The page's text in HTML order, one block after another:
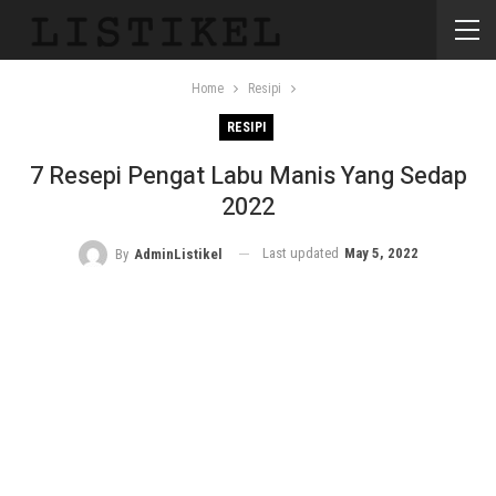
Home Resipi
RESIPI
7 Resepi Pengat Labu Manis Yang Sedap
2022
By AdminListikel Last updated May 5, 2022